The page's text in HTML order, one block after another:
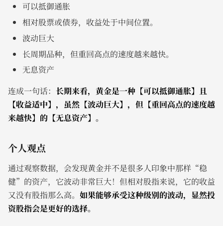
可以抵御通胀
相对股票或债券，收益处于中间位置。
波动巨大
长周期品种，但重回高点的速度越来越快。
无息资产
连成一句话： 长期来看，黄金是一种【可以抵御通胀】且
【收益适中】，虽然【波动巨大】，但【重回高点的速度越
来越快】的【无息资产】。
个人观点
通过观察数据，会发现黄金并不是很多人印象中那样“稳
健”的资产，它波动非常巨大！但相对股指来说，它的收益
又没有股指那么高。 如果能够承受这种级别的波动，显然投
资股指会是更好的选择。